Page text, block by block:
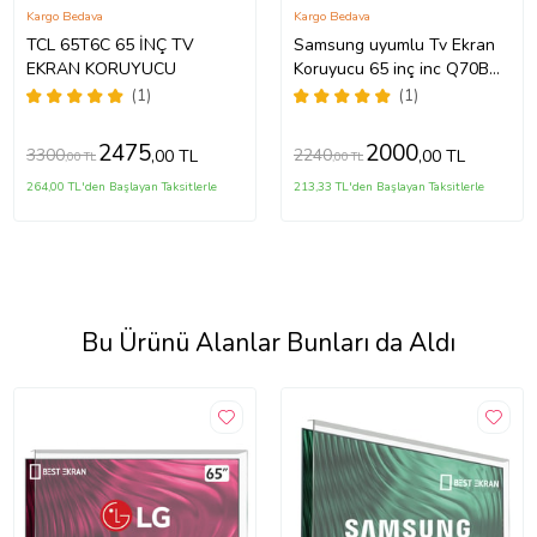
TCL 65T6C 65 İNÇ TV
EKRAN KORUYUCU
(1)
Kargo Bedava
3300,00 TL 2475,00 TL
264,00 TL'den Başlayan Taksitlerle
Samsung uyumlu Tv Ekran
Koruyucu 65 inç inc Q70B
QLED 4K Smart TV (2022)
(1)
Kargo Bedava
2240,00 TL 2000,00 TL
213,33 TL'den Başlayan Taksitlerle
Bu Ürünü Alanlar Bunları da Aldı